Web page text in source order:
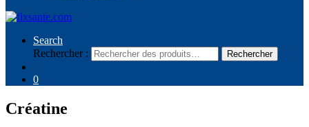
Search
Rechercher :
Rechercher
0
Créatine